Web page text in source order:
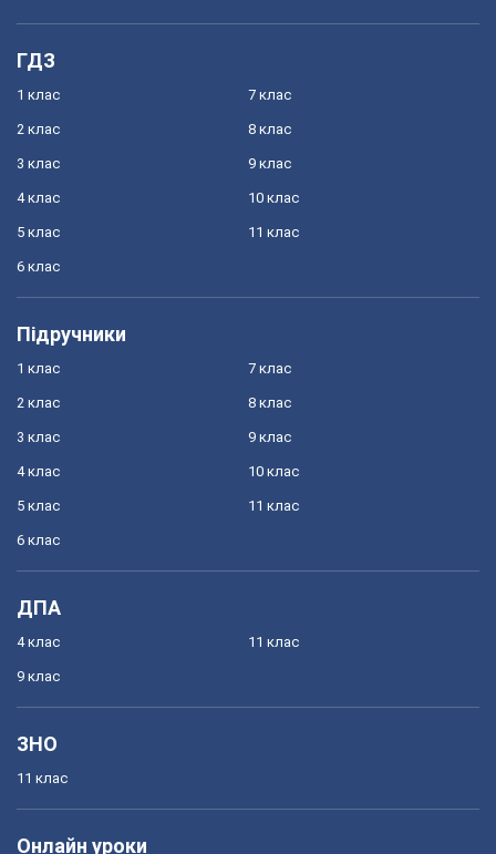
ГДЗ
1 клас
2 клас
3 клас
4 клас
5 клас
6 клас
7 клас
8 клас
9 клас
10 клас
11 клас
Підручники
1 клас
2 клас
3 клас
4 клас
5 клас
6 клас
7 клас
8 клас
9 клас
10 клас
11 клас
ДПА
4 клас
9 клас
11 клас
ЗНО
11 клас
Онлайн уроки